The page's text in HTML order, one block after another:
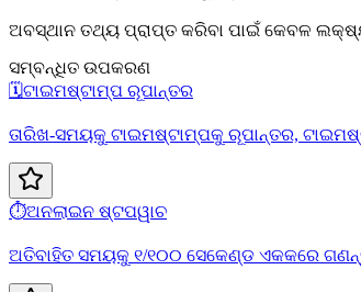
ଅବସ୍ଥାନ ତଥ୍ୟ ପ୍ରାପ୍ତ କରିବା ପାଇଁ କେବଳ ଲକ୍ଷ୍ୟ
ସମ୍ବନ୍ଧିତ ଉପକରଣ
🗓️ଟାଇମଷ୍ଟାମ୍ପ ରୂପାନ୍ତର
ତାରିଖ-ସମୟକୁ ଟାଇମଷ୍ଟାମ୍ପକୁ ରୂପାନ୍ତର,
⏱️ଅନଲାଇନ ଷ୍ଟପୱାଚ
ଅତିବାହିତ ସମୟକୁ ୧/୧୦୦ ସେକେଣ୍ଡ ଏକକରେ